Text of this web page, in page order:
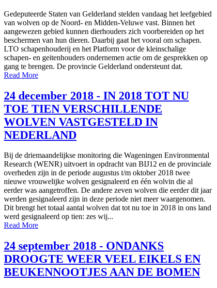
Gedeputeerde Staten van Gelderland stelden vandaag het leefgebied
van wolven op de Noord- en Midden-Veluwe vast. Binnen het
aangewezen gebied kunnen dierhouders zich voorbereiden op het
beschermen van hun dieren. Daarbij gaat het vooral om schapen.
LTO schapenhouderij en het Platform voor de kleinschalige
schapen- en geitenhouders ondernemen actie om de gesprekken op
gang te brengen. De provincie Gelderland ondersteunt dat.
Read More
24 december 2018 - IN 2018 TOT NU
TOE TIEN VERSCHILLENDE
WOLVEN VASTGESTELD IN
NEDERLAND
Bij de driemaandelijkse monitoring die Wageningen Environmental
Research (WENR) uitvoert in opdracht van BIJ12 en de provinciale
overheden zijn in de periode augustus t/m oktober 2018 twee
nieuwe vrouwelijke wolven gesignaleerd en één wolvin die al
eerder was aangetroffen. De andere zeven wolven die eerder dit jaar
werden gesignaleerd zijn in deze periode niet meer waargenomen.
Dit brengt het totaal aantal wolven dat tot nu toe in 2018 in ons land
werd gesignaleerd op tien: zes wij...
Read More
24 september 2018 - ONDANKS
DROOGTE WEER VEEL EIKELS EN
BEUKENNOOTJES AAN DE BOMEN